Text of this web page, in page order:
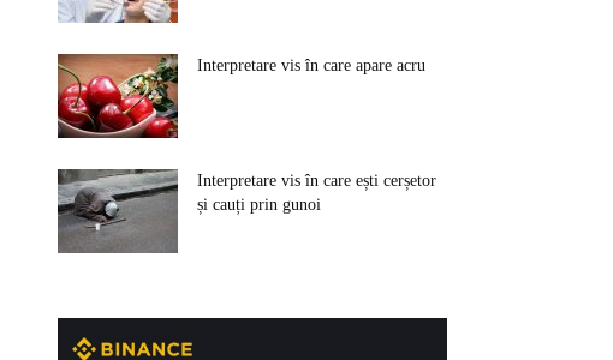
Interpretare vis în care apare acru
Interpretare vis în care ești cerșetor
și cauți prin gunoi